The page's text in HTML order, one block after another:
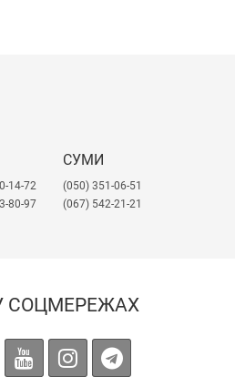
14-72
80-97
СУМИ
(050) 351-06-51
(067) 542-21-21
СОЦМЕРЕЖАХ